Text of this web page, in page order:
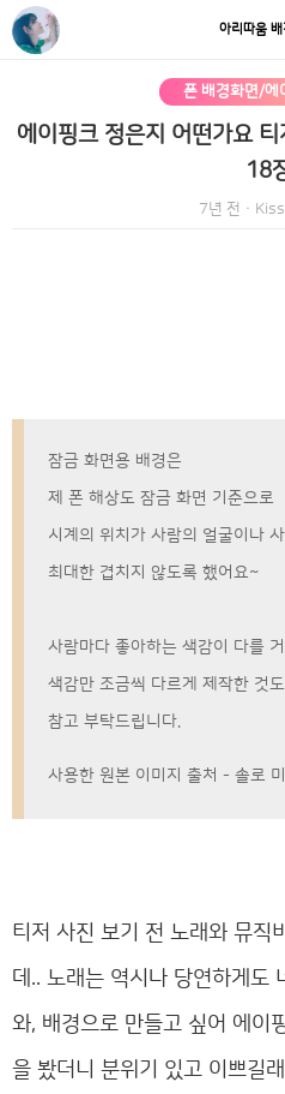
아리따움 배
폰 배경화면/에
에이핑크 정은지 어떤가요
18
7년 전 ·
잠금 화면용 배경은
제 폰 해상도 잠금 화면 기준으로
시계의 위치가 사람의 얼굴이나 사
최대한 겹치지 않도록 했어요~
사람마다 좋아하는 색감이 다를
색감만 조금씩 다르게 제작한 것
참고 부탁드립니다.
사용한 원본 이미지 출처 - 솔로
티저 사진 보기 전 노래와 뮤직
데.. 노래는 역시나 당연하게도
와, 배경으로 만들고 싶어 에이
을 봤더니 분위기 있고 이쁘길